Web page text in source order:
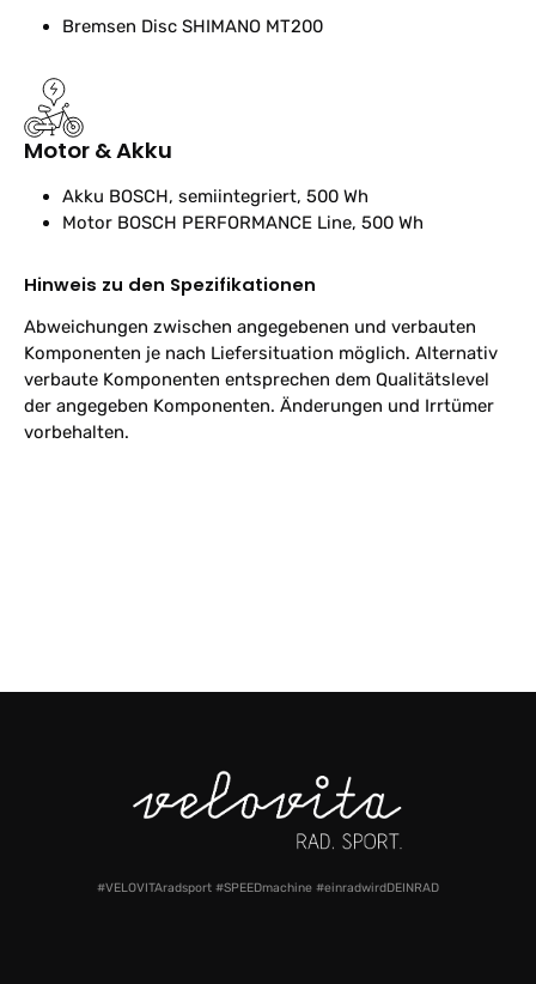
Bremsen Disc SHIMANO MT200
Motor & Akku
Akku BOSCH, semiintegriert, 500 Wh
Motor BOSCH PERFORMANCE Line, 500 Wh
Hinweis zu den Spezifikationen
Abweichungen zwischen angegebenen und verbauten
Komponenten je nach Liefersituation möglich. Alternativ
verbaute Komponenten entsprechen dem Qualitätslevel
der angegeben Komponenten. Änderungen und Irrtümer
vorbehalten.
#VELOVITAradsport #SPEEDmachine #einradwirdDEINRAD